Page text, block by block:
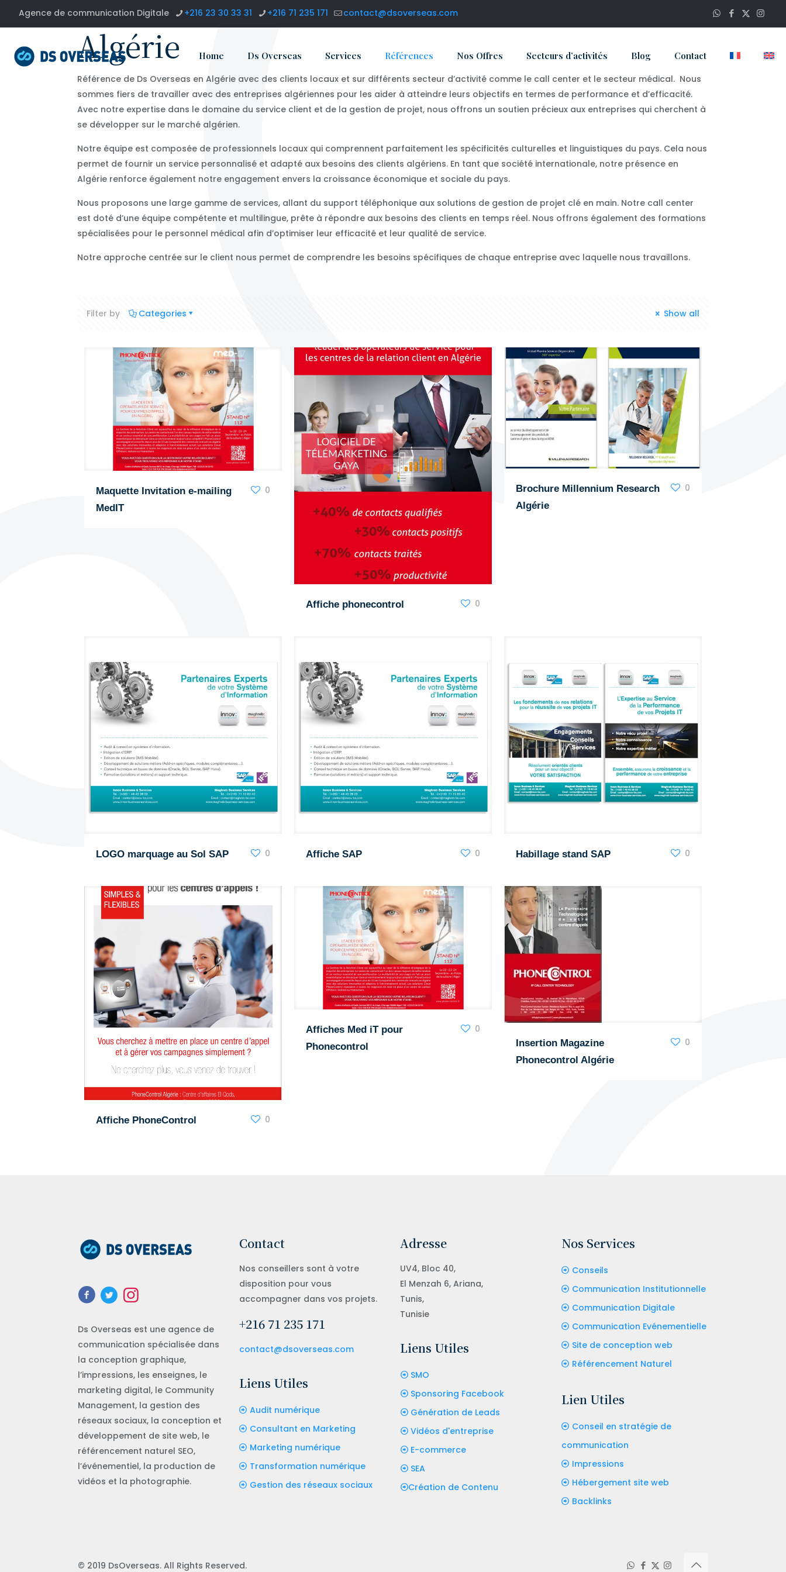
Agence de communication Digitale +216 23 30 33 31 +216 71 235 171 contact@dsoverseas.com
Home Ds Overseas Services Références Nos Offres Secteurs d’activités Blog Contact
Algérie
Référence de Ds Overseas en Algérie avec des clients locaux et sur différents secteur d’activité comme le call center et le secteur médical. Nous
sommes fiers de travailler avec des entreprises algériennes pour les aider à atteindre leurs objectifs en termes de performance et d’efficacité.
Avec notre expertise dans le domaine du service client et de la gestion de projet, nous offrons un soutien précieux aux entreprises qui cherchent à
se développer sur le marché algérien.
Notre équipe est composée de professionnels locaux qui comprennent parfaitement les spécificités culturelles et linguistiques du pays. Cela nous
permet de fournir un service personnalisé et adapté aux besoins des clients algériens. En tant que société internationale, notre présence en
Algérie renforce également notre engagement envers la croissance économique et sociale du pays.
Nous proposons une large gamme de services, allant du support téléphonique aux solutions de gestion de projet clé en main. Notre call center
est doté d’une équipe compétente et multilingue, prête à répondre aux besoins des clients en temps réel. Nous offrons également des formations
spécialisées pour le personnel médical afin d’optimiser leur efficacité et leur qualité de service.
Notre approche centrée sur le client nous permet de comprendre les besoins spécifiques de chaque entreprise avec laquelle nous travaillons.
Filter by Categories Show all
Maquette Invitation e-mailing
MedIT
0
Affiche phonecontrol 0
Brochure Millennium Research
Algérie
0
LOGO marquage au Sol SAP 0 Affiche SAP 0 Habillage stand SAP 0
Affiche PhoneControl 0
Affiches Med iT pour
Phonecontrol
0
Insertion Magazine
Phonecontrol Algérie
0
Ds Overseas est une agence de
communication spécialisée dans
la conception graphique,
l’impressions, les enseignes, le
marketing digital, le Community
Management, la gestion des
réseaux sociaux, la conception et
développement de site web, le
référencement naturel SEO,
l’événementiel, la production de
vidéos et la photographie.
Contact
Nos conseillers sont à votre
disposition pour vous
accompagner dans vos projets.
+216 71 235 171
contact@dsoverseas.com
Liens Utiles
Audit numérique
Consultant en Marketing
Marketing numérique
Transformation numérique
Gestion des réseaux sociaux
Adresse
UV4, Bloc 40,
El Menzah 6, Ariana,
Tunis,
Tunisie
Liens Utiles
SMO
Sponsoring Facebook
Génération de Leads
Vidéos d'entreprise
E-commerce
SEA
Création de Contenu
Nos Services
Conseils
Communication Institutionnelle
Communication Digitale
Communication Evénementielle
Site de conception web
Référencement Naturel
Lien Utiles
Conseil en stratégie de
communication
Impressions
Hébergement site web
Backlinks
© 2019 DsOverseas. All Rights Reserved.